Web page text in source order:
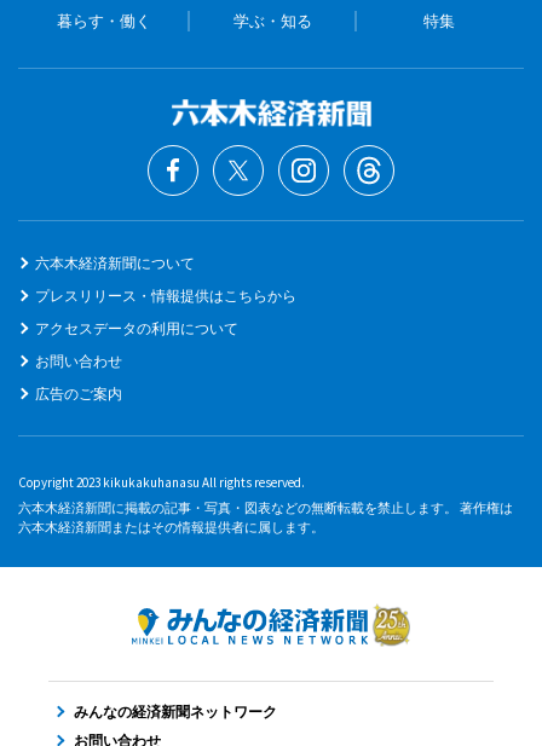
暮らす・働く 学ぶ・知る 特集
六本木経済新聞について
プレスリリース・情報提供はこちらから
アクセスデータの利用について
お問い合わせ
広告のご案内
Copyright 2023 kikukakuhanasu All rights reserved.
六本木経済新聞に掲載の記事・写真・図表などの無断転載を禁止します。 著作権は
六本木経済新聞またはその情報提供者に属します。
みんなの経済新聞ネットワーク
お問い合わせ